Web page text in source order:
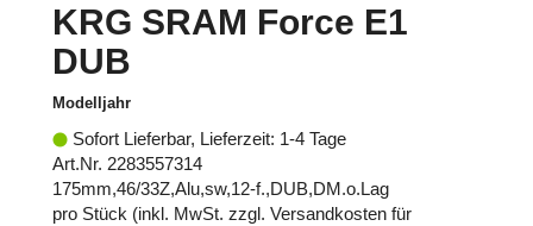
KRG SRAM Force E1
DUB
Modelljahr
Sofort Lieferbar, Lieferzeit: 1-4 Tage
Art.Nr. 2283557314
175mm,46/33Z,Alu,sw,12-f.,DUB,DM.o.Lag
pro Stück (inkl. MwSt. zzgl. Versandkosten für